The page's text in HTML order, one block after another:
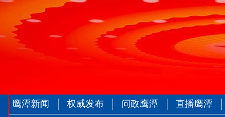
鹰潭新闻 权威发布 问政鹰潭 直播鹰潭